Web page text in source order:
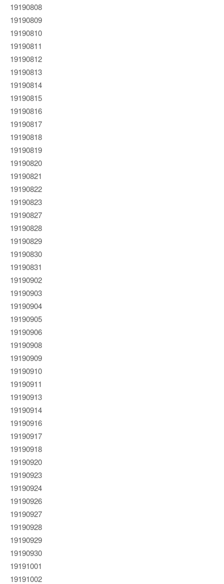
19190808
19190809
19190810
19190811
19190812
19190813
19190814
19190815
19190816
19190817
19190818
19190819
19190820
19190821
19190822
19190823
19190827
19190828
19190829
19190830
19190831
19190902
19190903
19190904
19190905
19190906
19190908
19190909
19190910
19190911
19190913
19190914
19190916
19190917
19190918
19190920
19190923
19190924
19190926
19190927
19190928
19190929
19190930
19191001
19191002